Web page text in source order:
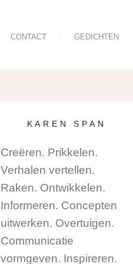
CONTACT GEDICHTEN
KAREN SPAN
Creëren. Prikkelen.
Verhalen vertellen.
Raken. Ontwikkelen.
Informeren. Concepten
uitwerken. Overtuigen.
Communicatie
vormgeven. Inspireren.